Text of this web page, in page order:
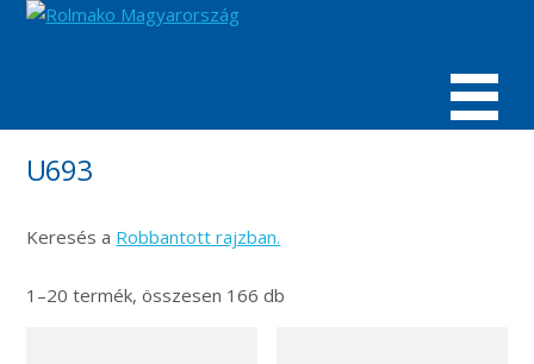
MENÜ
U693
Keresés a Robbantott rajzban.
1–20 termék, összesen 166 db